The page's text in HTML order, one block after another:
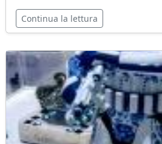
Continua la lettura